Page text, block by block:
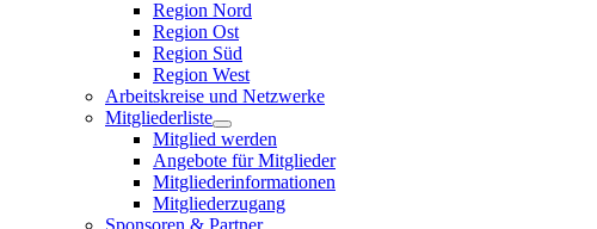
Region Nord
Region Ost
Region Süd
Region West
Arbeitskreise und Netzwerke
Mitgliederliste
Mitglied werden
Angebote für Mitglieder
Mitgliederinformationen
Mitgliederzugang
Sponsoren & Partner